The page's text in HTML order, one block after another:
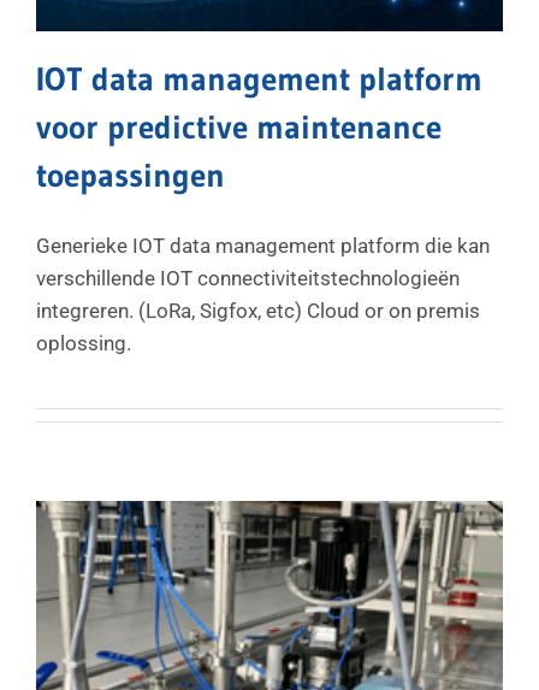
IOT data management platform
voor predictive maintenance
toepassingen
Generieke IOT data management platform die kan
verschillende IOT connectiviteitstechnologieën
integreren. (LoRa, Sigfox, etc) Cloud or on premis
oplossing.